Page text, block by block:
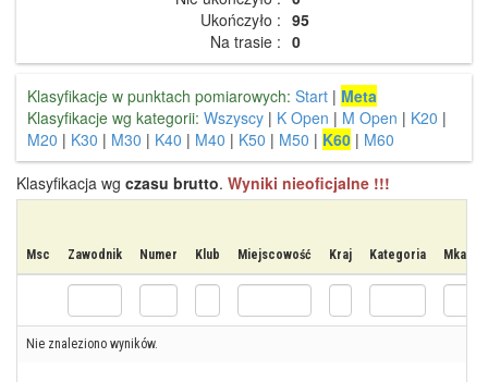
Ukończyło : 95
Na trasie : 0
Klasyfikacje w punktach pomiarowych: Start | Meta
Klasyfikacje wg kategorii: Wszyscy | K Open | M Open | K20 |
M20 | K30 | M30 | K40 | M40 | K50 | M50 | K60 | M60
Klasyfikacja wg czasu brutto. Wyniki nieoficjalne !!!
Msc Zawodnik Numer Klub Miejscowość Kraj Kategoria Mkat
Nie znaleziono wyników.